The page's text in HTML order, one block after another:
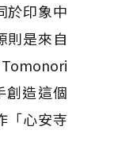
於印象中
則是來自
創造這個
「心安寺